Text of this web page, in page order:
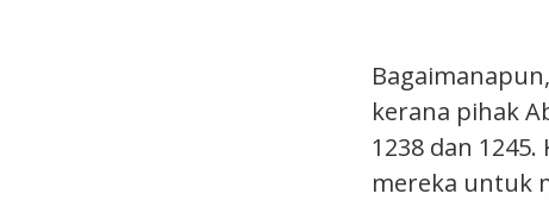
kerana pihak
1238 dan
mereka untuk